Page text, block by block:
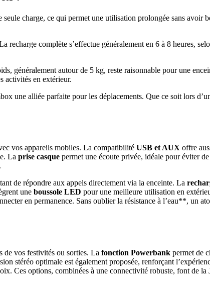
seule charge, ce qui permet une utilisation prolongée sans avoir
complète s’effectue généralement en 6 à 8 heures,
généralement autour de 5 kg, reste raisonnable pour une
activités en extérieur.
une alliée parfaite pour les déplacements. Que ce soit lors
vos appareils mobiles. La compatibilité USB et AUX offre
La prise casque permet une écoute privée, idéale pour éviter
de répondre aux appels directement via la enceinte. La
une boussole LED pour une meilleure utilisation en
en permanence. Sans oublier la résistance à l’eau**, un
de vos festivités ou sorties. La fonction Powerbank permet de
stéréo optimale est également proposée, renforçant
Ces options, combinées à une connectivité robuste, font de